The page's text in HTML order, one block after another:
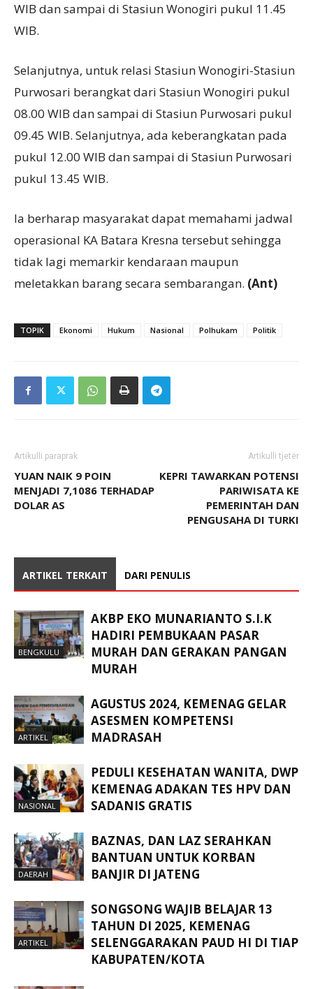
WIB dan sampai di Stasiun Wonogiri pukul 11.45
WIB.
Selanjutnya, untuk relasi Stasiun Wonogiri-Stasiun
Purwosari berangkat dari Stasiun Wonogiri pukul
08.00 WIB dan sampai di Stasiun Purwosari pukul
09.45 WIB. Selanjutnya, ada keberangkatan pada
pukul 12.00 WIB dan sampai di Stasiun Purwosari
pukul 13.45 WIB.
Ia berharap masyarakat dapat memahami jadwal
operasional KA Batara Kresna tersebut sehingga
tidak lagi memarkir kendaraan maupun
meletakkan barang secara sembarangan. (Ant)
TOPIK Ekonomi Hukum Nasional Polhukam Politik
Artikulli paraprak
YUAN NAIK 9 POIN
MENJADI 7,1086 TERHADAP
DOLAR AS
Artikulli tjetër
KEPRI TAWARKAN POTENSI
PARIWISATA KE
PEMERINTAH DAN
PENGUSAHA DI TURKI
ARTIKEL TERKAIT DARI PENULIS
BENGKULU
AKBP EKO MUNARIANTO S.I.K
HADIRI PEMBUKAAN PASAR
MURAH DAN GERAKAN PANGAN
MURAH
ARTIKEL
AGUSTUS 2024, KEMENAG GELAR
ASESMEN KOMPETENSI
MADRASAH
NASIONAL
PEDULI KESEHATAN WANITA, DWP
KEMENAG ADAKAN TES HPV DAN
SADANIS GRATIS
DAERAH
BAZNAS, DAN LAZ SERAHKAN
BANTUAN UNTUK KORBAN
BANJIR DI JATENG
ARTIKEL
SONGSONG WAJIB BELAJAR 13
TAHUN DI 2025, KEMENAG
SELENGGARAKAN PAUD HI DI TIAP
KABUPATEN/KOTA